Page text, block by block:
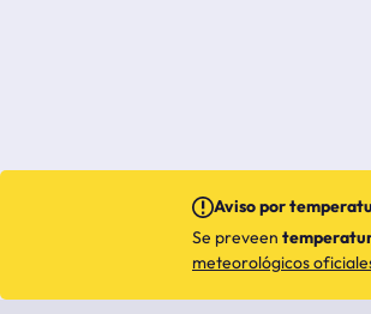
Aviso por
Se preveen
meteorológicos